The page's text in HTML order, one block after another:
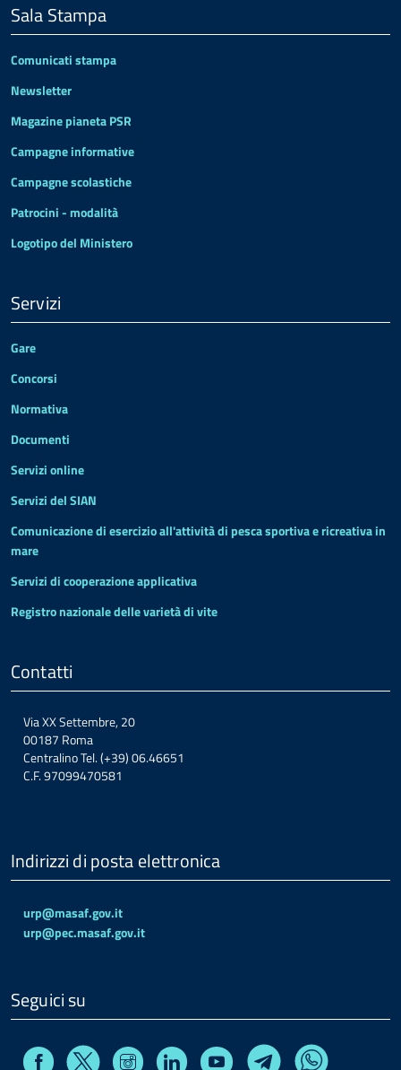
Sala Stampa
Comunicati stampa
Newsletter
Magazine pianeta PSR
Campagne informative
Campagne scolastiche
Patrocini - modalità
Logotipo del Ministero
Servizi
Gare
Concorsi
Normativa
Documenti
Servizi online
Servizi del SIAN
Comunicazione di esercizio all'attività di pesca sportiva e ricreativa in
mare
Servizi di cooperazione applicativa
Registro nazionale delle varietà di vite
Contatti
Via XX Settembre, 20
00187 Roma
Centralino Tel. (+39) 06.46651
C.F. 97099470581
Indirizzi di posta elettronica
urp@masaf.gov.it
urp@pec.masaf.gov.it
Seguici su
FacebookX Instagram Linkedin Youtube TelegramWhatsapp